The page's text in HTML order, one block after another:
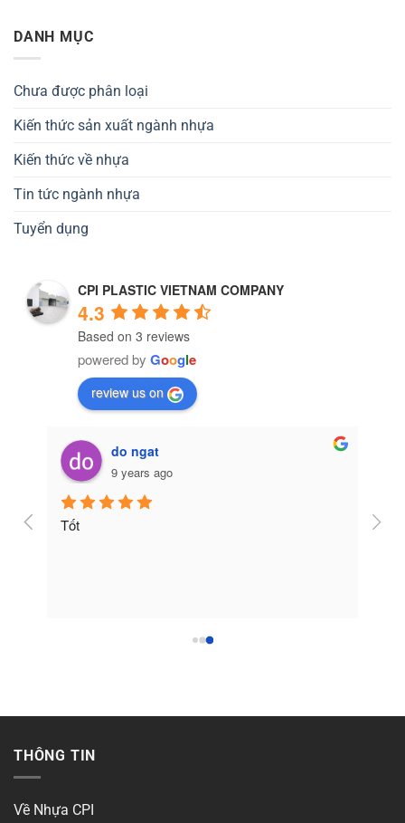
DANH MỤC
Chưa được phân loại
Kiến thức sản xuất ngành nhựa
Kiến thức về nhựa
Tin tức ngành nhựa
Tuyển dụng
CPI PLASTIC VIETNAM COMPANY
4.3
Based on 3 reviews
powered by Google
review us on
do ngat
9 years ago
Tốt
THÔNG TIN
Về Nhựa CPI